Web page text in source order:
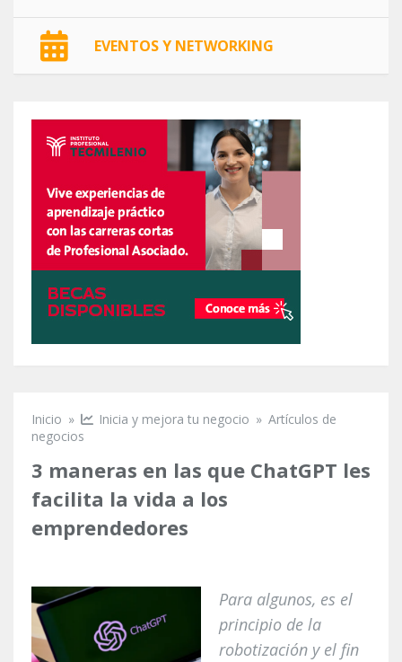
EVENTOS Y NETWORKING
Se encuentra usted aquí
Inicio » Inicia y mejora tu negocio » Artículos de
negocios
3 maneras en las que ChatGPT les
facilita la vida a los
emprendedores
Para algunos, es el
principio de la
robotización y el fin